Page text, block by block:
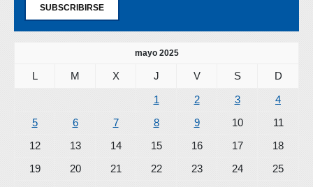
SUBSCRIBIRSE
mayo 2025
L M X J V S
D
1
2 3
4
5
6 7 8 9 10
11
12
13 14 15 16 17
18
19
20 21 22 23 24
25